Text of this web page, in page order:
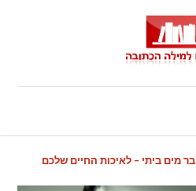
בר מים ביתי – לאיכות החיים שלכם